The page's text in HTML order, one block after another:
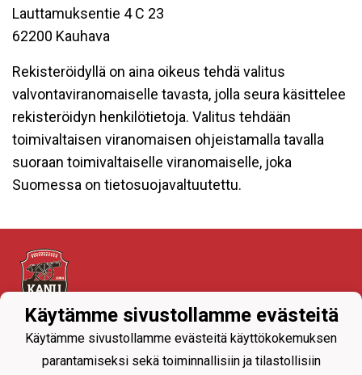
Lauttamuksentie 4 C 23
62200 Kauhava
Rekisteröidyllä on aina oikeus tehdä valitus
valvontaviranomaiselle tavasta, jolla seura käsittelee
rekisteröidyn henkilötietoja. Valitus tehdään
toimivaltaisen viranomaisen ohjeistamalla tavalla
suoraan toimivaltaiselle viranomaiselle, joka
Suomessa on tietosuojavaltuutettu.
Tietosuojaseloste
Käytämme sivustollamme evästeitä
Käytämme sivustollamme evästeitä käyttökokemuksen
parantamiseksi sekä toiminnallisiin ja tilastollisiin